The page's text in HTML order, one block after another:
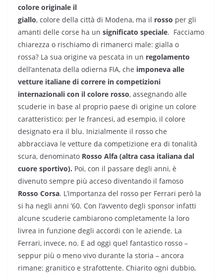
colore originale il
giallo, colore della città di Modena, ma il rosso per gli
amanti delle corse ha un significato speciale. Facciamo
chiarezza o rischiamo di rimanerci male: gialla o
rossa? La sua origine va pescata in un regolamento
dell’antenata della odierna FIA, che imponeva alle
vetture italiane di correre in competizioni
internazionali con il colore rosso, assegnando alle
scuderie in base al proprio paese di origine un colore
caratteristico: per le francesi, ad esempio, il colore
designato era il blu. Inizialmente il rosso che
abbracciava le vetture da competizione era di tonalità
scura, denominato Rosso Alfa (altra casa italiana dal
cuore sportivo). Poi, con il passare degli anni, è
divenuto sempre più acceso diventando il famoso
Rosso Corsa. L’importanza del rosso per Ferrari però la
si ha negli anni ’60. Con l’avvento degli sponsor infatti
alcune scuderie cambiarono completamente la loro
livrea in funzione degli accordi con le aziende. La
Ferrari, invece, no. E ad oggi quel fantastico rosso –
seppur più o meno vivo durante la storia – ancora
rimane: granitico e strafottente. Chiarito ogni dubbio,